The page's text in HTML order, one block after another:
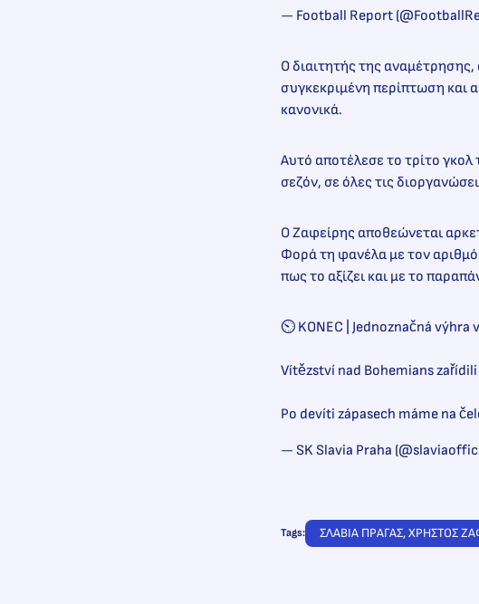
— Football Report
Ο διαιτητής της
συγκεκριμένη περίπτωση και
κανονικά.
Αυτό αποτέλεσε το τρίτο γκολ
σεζόν, σε όλες τις
Ο Ζαφείρης αποθεώνεται
Φορά τη φανέλα με τον αριθμό
πως το αξίζει και με το
⏲️ KONEC | Jednoznačná výhra
Vítězství nad Bohemians
Po devíti zápasech máme na
— SK Slavia Praha
Tags: ΣΛΑΒΙΑ ΠΡΑΓΑΣ, ΧΡΗΣΤΟΣ